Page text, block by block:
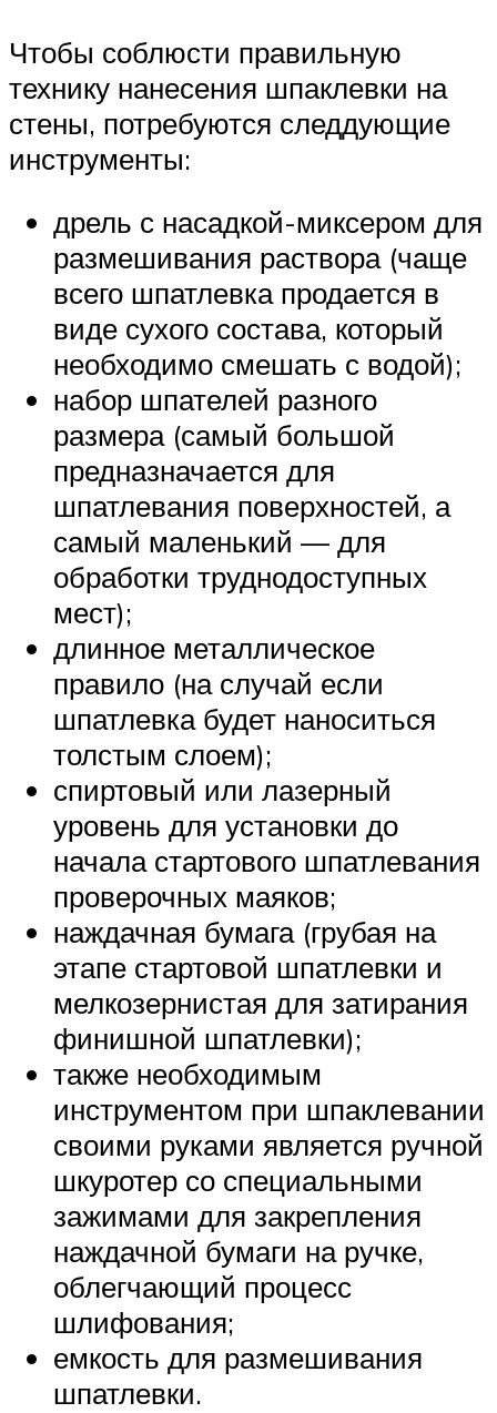
Чтобы соблюсти правильную
технику нанесения шпаклевки на
стены, потребуются следдующие
инструменты:
дрель с насадкой-миксером для
размешивания раствора (чаще
всего шпатлевка продается в
виде сухого состава, который
необходимо смешать с водой);
набор шпателей разного
размера (самый большой
предназначается для
шпатлевания поверхностей, а
самый маленький — для
обработки труднодоступных
мест);
длинное металлическое
правило (на случай если
шпатлевка будет наноситься
толстым слоем);
спиртовый или лазерный
уровень для установки до
начала стартового шпатлевания
проверочных маяков;
наждачная бумага (грубая на
этапе стартовой шпатлевки и
мелкозернистая для затирания
финишной шпатлевки);
также необходимым
инструментом при шпаклевании
своими руками является ручной
шкуротер со специальными
зажимами для закрепления
наждачной бумаги на ручке,
облегчающий процесс
шлифования;
емкость для размешивания
шпатлевки.